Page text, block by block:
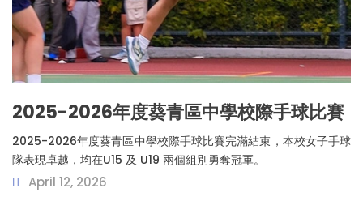
2025-2026年度葵青區中學校際手球比賽
2025-2026年度葵青區中學校際手球比賽完滿結束，本校女子手球
隊表現卓越，均在U15 及 U19 兩個組別勇奪冠軍。
April 12, 2026